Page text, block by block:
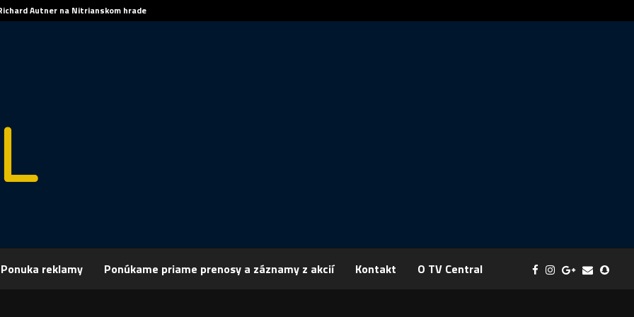
Autner na Nitrianskom hrade
Ponuka reklamy Ponúkame priame prenosy a záznamy z akcií Kontakt O TV Central